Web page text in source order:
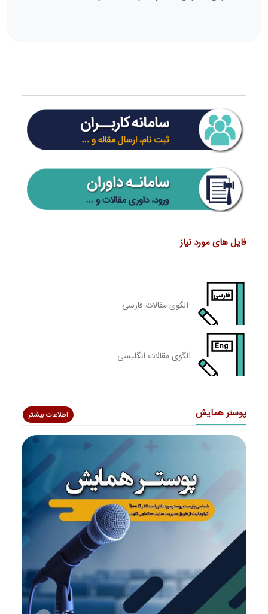
فایل های مورد نیاز
الگوی مقالات فارسی
الگوی مقالات انگلیسی
پوستر همایش اطلاعات بیشتر